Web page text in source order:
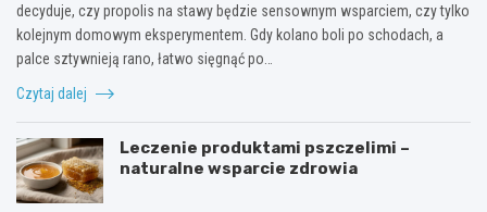
decyduje, czy propolis na stawy będzie sensownym wsparciem, czy tylko
kolejnym domowym eksperymentem. Gdy kolano boli po schodach, a
palce sztywnieją rano, łatwo sięgnąć po…
Czytaj dalej
Leczenie produktami pszczelimi –
naturalne wsparcie zdrowia